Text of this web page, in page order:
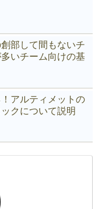
部して間もないチ
いチーム向けの基
アルティメットの
クについて説明